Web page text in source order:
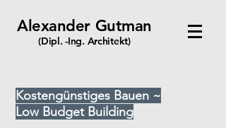
Alexander Gutman
(Dipl. -Ing. Architekt)
Kostengünstiges Bauen ~
Low Budget Building